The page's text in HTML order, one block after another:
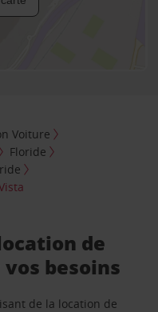
Voiture
Floride
de
besoins
de la location de